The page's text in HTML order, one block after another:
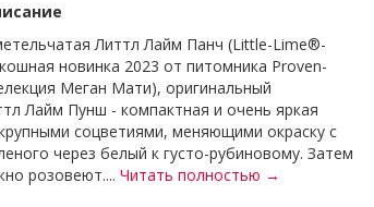
Литтл Лайм Панч (Little-Lime®-
новинка 2023 от питомника Proven-
Меган Мати), оригинальный
Лайм Пунш - компактная и очень яркая
соцветиями, меняющими окраску с
через белый к густо-рубиновому. Затем
розовеют.... Читать полностью →